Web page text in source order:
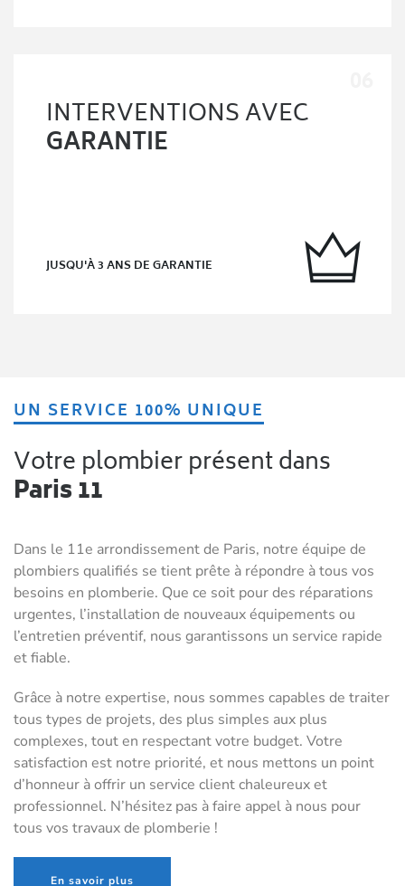
INTERVENTIONS AVEC
GARANTIE
JUSQU'À 3 ANS DE GARANTIE
UN SERVICE 100% UNIQUE
Votre plombier présent dans
Paris 11
Dans le 11e arrondissement de Paris, notre équipe de
plombiers qualifiés se tient prête à répondre à tous vos
besoins en plomberie. Que ce soit pour des réparations
urgentes, l’installation de nouveaux équipements ou
l’entretien préventif, nous garantissons un service rapide
et fiable.
Grâce à notre expertise, nous sommes capables de traiter
tous types de projets, des plus simples aux plus
complexes, tout en respectant votre budget. Votre
satisfaction est notre priorité, et nous mettons un point
d’honneur à offrir un service client chaleureux et
professionnel. N’hésitez pas à faire appel à nous pour
tous vos travaux de plomberie !
En savoir plus